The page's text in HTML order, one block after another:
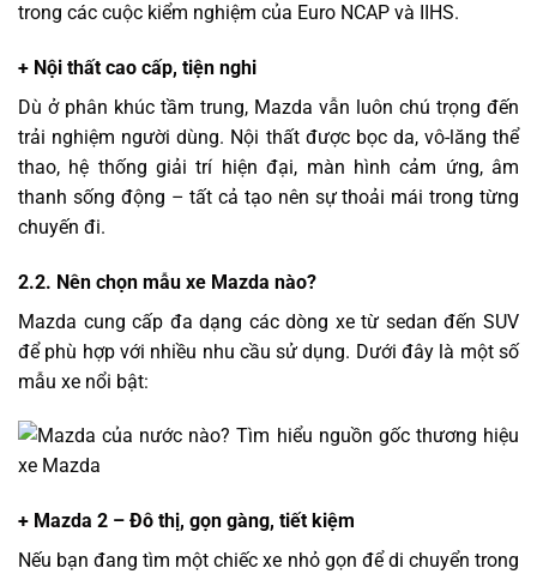
trong các cuộc kiểm nghiệm của Euro NCAP và IIHS.
+ Nội thất cao cấp, tiện nghi
Dù ở phân khúc tầm trung, Mazda vẫn luôn chú trọng đến
trải nghiệm người dùng. Nội thất được bọc da, vô-lăng thể
thao, hệ thống giải trí hiện đại, màn hình cảm ứng, âm
thanh sống động – tất cả tạo nên sự thoải mái trong từng
chuyến đi.
2.2. Nên chọn mẫu xe Mazda nào?
Mazda cung cấp đa dạng các dòng xe từ sedan đến SUV
để phù hợp với nhiều nhu cầu sử dụng. Dưới đây là một số
mẫu xe nổi bật:
+ Mazda 2 – Đô thị, gọn gàng, tiết kiệm
Nếu bạn đang tìm một chiếc xe nhỏ gọn để di chuyển trong